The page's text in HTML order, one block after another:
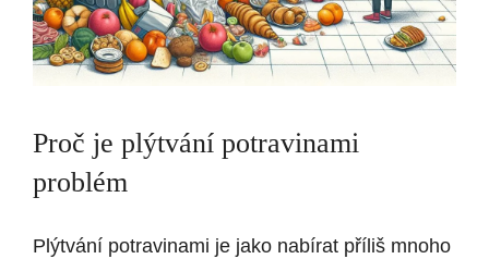
Proč je ⁣plýtvání ‍potravinami
problém
Plýtvání potravinami je ​jako‍ nabírat příliš mnoho